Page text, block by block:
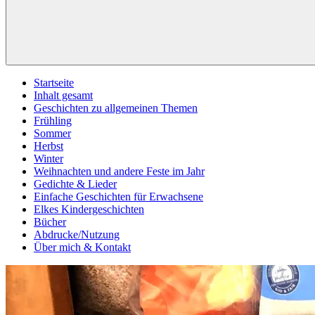
Startseite
Inhalt gesamt
Geschichten zu allgemeinen Themen
Frühling
Sommer
Herbst
Winter
Weihnachten und andere Feste im Jahr
Gedichte & Lieder
Einfache Geschichten für Erwachsene
Elkes Kindergeschichten
Bücher
Abdrucke/Nutzung
Über mich & Kontakt